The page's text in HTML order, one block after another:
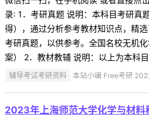
录: 1．考研真题 说明：本科目考研真
得），通过分析参考教材知识点，精
考研真题，以供参考。全国名校无机
案） 2．教材教辅 说明：以上为本科
辅导考试考研资料 本站小编 Free考研
2023年上海师范大学化学与材料